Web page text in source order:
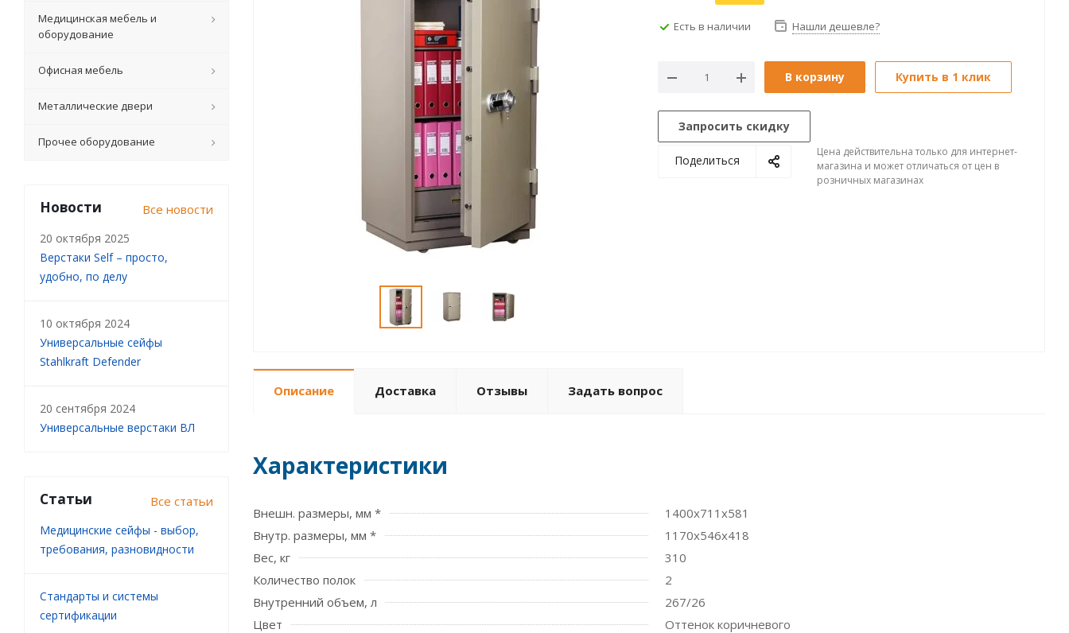
Есть в наличии Нашли дешевле?
В корзину Купить в 1 клик
Запросить скидку
Поделиться
Цена действительна только для интернет-
магазина и может отличаться от цен в
розничных магазинах
Описание Доставка Отзывы Задать вопрос
Характеристики
Внешн. размеры, мм *
1400x711x581
Внутр. размеры, мм *
1170х546х418
Вес, кг
310
Количество полок
2
Внутренний объем, л
267/26
Цвет
Оттенок коричневого
Медицинская мебель и
оборудование
Офисная мебель
Металлические двери
Прочее оборудование
Новости Все новости
20 октября 2025
Верстаки Self – просто,
удобно, по делу
10 октября 2024
Универсальные сейфы
Stahlkraft Defender
20 сентября 2024
Универсальные верстаки ВЛ
Статьи Все статьи
Медицинские сейфы - выбор,
требования, разновидности
Стандарты и системы
сертификации